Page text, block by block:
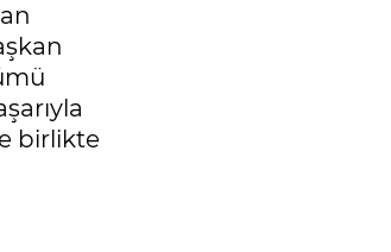
birlikte